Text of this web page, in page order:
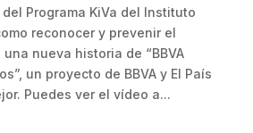
Programa KiVa del Instituto
reconocer y prevenir el
nueva historia de “BBVA
un proyecto de BBVA y El País
Puedes ver el vídeo a...